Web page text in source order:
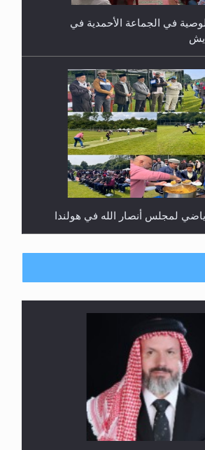
في الجماعة الأحمدية في
لمجلس أنصار الله في هولندا
الكريم لثلاثة طلاب من مدرسة الحفظ